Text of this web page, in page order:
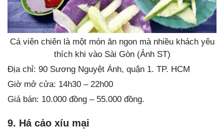
Cá viên chiên là một món ăn ngon mà nhiều khách yêu
thích khi vào Sài Gòn (Ảnh ST)
Địa chỉ: 90 Sương Nguyệt Ánh, quận 1. TP. HCM
Giờ mở cửa: 14h30 – 22h00
Giá bán: 10.000 đồng – 55.000 đồng.
9. Há cảo xíu mại